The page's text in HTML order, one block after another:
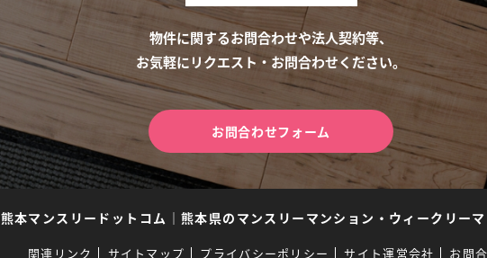
物件に関するお問合わせや法人契約等、
お気軽にリクエスト・お問合わせください。
お問合わせフォーム
熊本マンスリードットコム ｜ 熊本県のマンスリーマンション・ウィークリー
関連リンク サイトマップ プライバシーポリシー サイト運営会社 お問